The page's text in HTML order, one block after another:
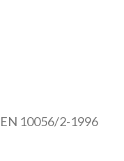
10056/2-1996